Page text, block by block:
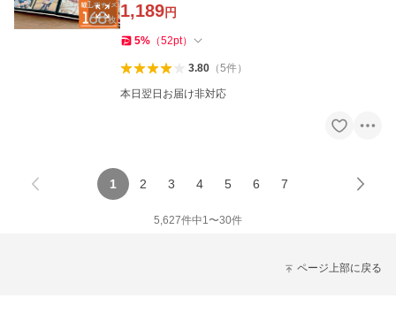
1,189円
5% （52pt）
3.80（5件）
本日翌日お届け非対応
1 2 3 4 5 6 7
5,627件中1〜30件
ページ上部に戻る